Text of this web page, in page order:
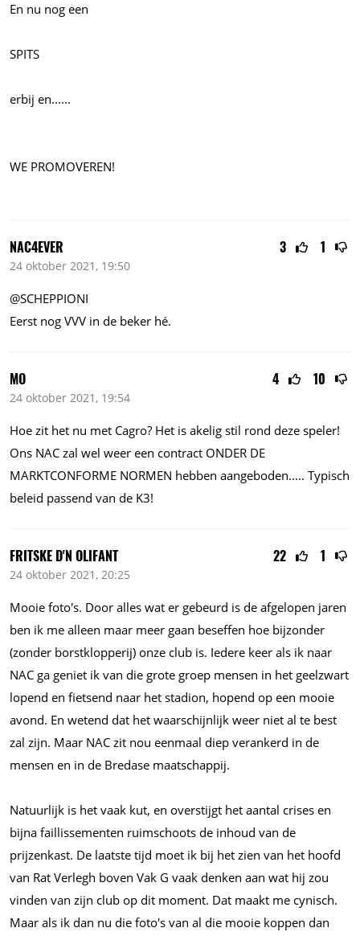
En nu nog een
SPITS
erbij en......
WE PROMOVEREN!
3 1
NAC4EVER
24 oktober 2021, 19:50
@SCHEPPIONI
Eerst nog VVV in de beker hé.
4 10
MO
24 oktober 2021, 19:54
Hoe zit het nu met Cagro? Het is akelig stil rond deze speler!
Ons NAC zal wel weer een contract ONDER DE
MARKTCONFORME NORMEN hebben aangeboden..... Typisch
beleid passend van de K3!
22 1
FRITSKE D'N OLIFANT
24 oktober 2021, 20:25
Mooie foto's. Door alles wat er gebeurd is de afgelopen jaren
ben ik me alleen maar meer gaan beseffen hoe bijzonder
(zonder borstklopperij) onze club is. Iedere keer als ik naar
NAC ga geniet ik van die grote groep mensen in het geelzwart
lopend en fietsend naar het stadion, hopend op een mooie
avond. En wetend dat het waarschijnlijk weer niet al te best
zal zijn. Maar NAC zit nou eenmaal diep verankerd in de
mensen en in de Bredase maatschappij.
Natuurlijk is het vaak kut, en overstijgt het aantal crises en
bijna faillissementen ruimschoots de inhoud van de
prijzenkast. De laatste tijd moet ik bij het zien van het hoofd
van Rat Verlegh boven Vak G vaak denken aan wat hij zou
vinden van zijn club op dit moment. Dat maakt me cynisch.
Maar als ik dan nu die foto's van al die mooie koppen dan